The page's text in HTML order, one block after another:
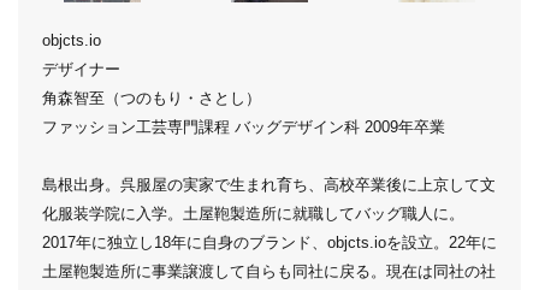
objcts.io
デザイナー
角森智至（つのもり・さとし）
ファッション工芸専門課程 バッグデザイン科 2009年卒業
島根出身。呉服屋の実家で生まれ育ち、高校卒業後に上京して文
化服装学院に入学。土屋鞄製造所に就職してバッグ職人に。
2017年に独立し18年に自身のブランド、objcts.ioを設立。22年に
土屋鞄製造所に事業譲渡して自らも同社に戻る。現在は同社の社